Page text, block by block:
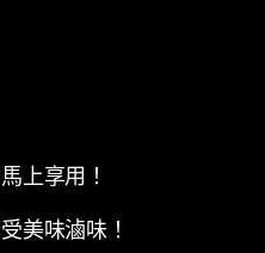
上享用！
美味滷味！